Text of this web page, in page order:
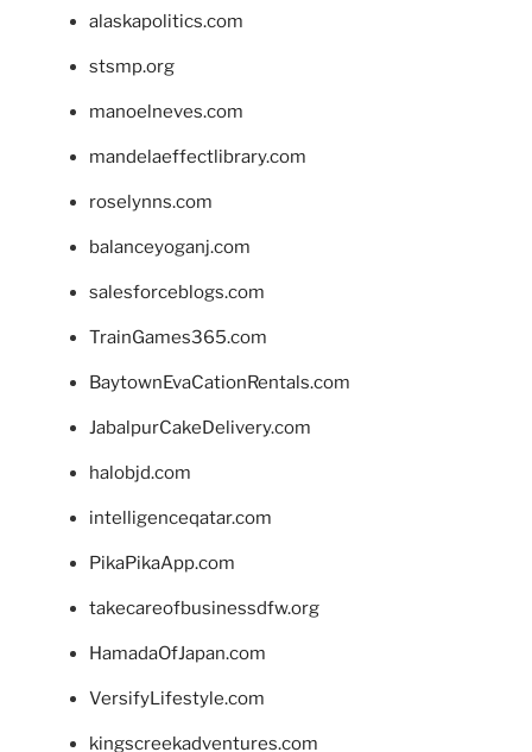
alaskapolitics.com
stsmp.org
manoelneves.com
mandelaeffectlibrary.com
roselynns.com
balanceyoganj.com
salesforceblogs.com
TrainGames365.com
BaytownEvaCationRentals.com
JabalpurCakeDelivery.com
halobjd.com
intelligenceqatar.com
PikaPikaApp.com
takecareofbusinessdfw.org
HamadaOfJapan.com
VersifyLifestyle.com
kingscreekadventures.com